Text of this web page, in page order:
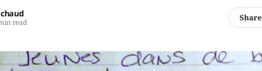
read Share